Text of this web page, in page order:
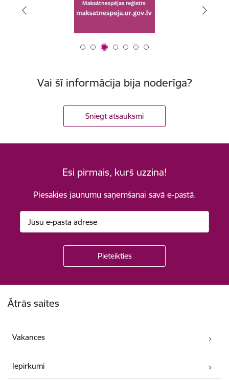
Vai šī informācija bija noderīga?
Sniegt atsauksmi
Esi pirmais, kurš uzzina!
Piesakies jaunumu saņemšanai savā e-pastā.
Ātrās saites
Vakances
Iepirkumi